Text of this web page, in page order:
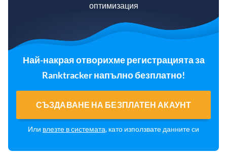
оптимизация
Най-накрая отворихме регистрацията за
Ranktracker напълно безплатно!
СЪЗДАВАНЕ НА БЕЗПЛАТЕН АКАУНТ
Или влезте в системата, като използвате данните си